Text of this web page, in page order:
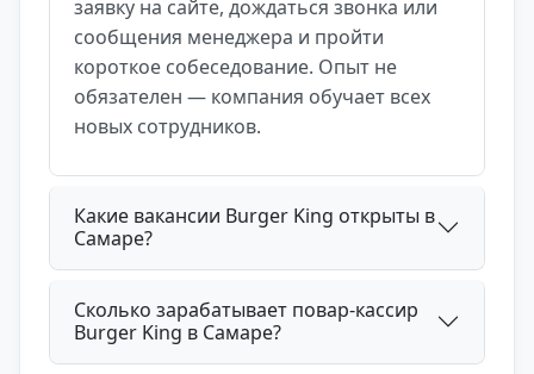
заявку на сайте, дождаться звонка или
сообщения менеджера и пройти
короткое собеседование. Опыт не
обязателен — компания обучает всех
новых сотрудников.
Какие вакансии Burger King открыты в
Самаре?
Сколько зарабатывает повар-кассир
Burger King в Самаре?